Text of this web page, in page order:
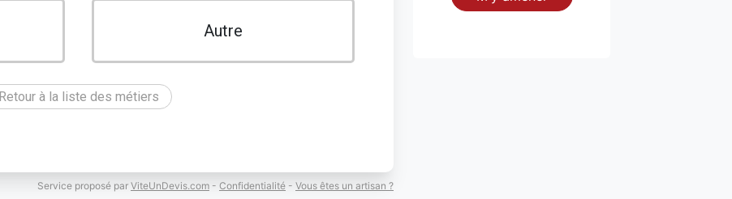
Autre
Retour à la liste des métiers
Service proposé par ViteUnDevis.com - Confidentialité - Vous êtes un artisan ?